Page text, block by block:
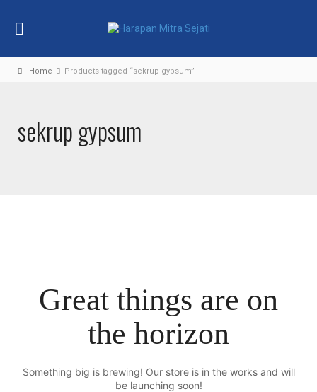
Home Products tagged “sekrup gypsum”
sekrup gypsum
Great things are on
the horizon
Something big is brewing! Our store is in the works and will
be launching soon!